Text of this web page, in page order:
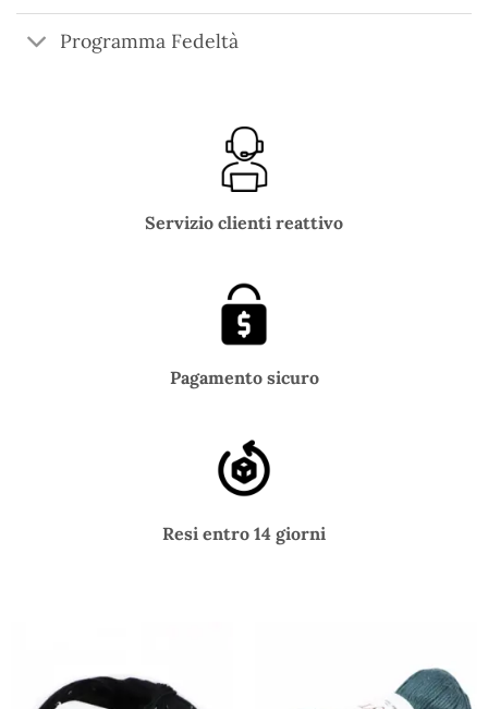
Programma Fedeltà
Servizio clienti reattivo
Pagamento sicuro
Resi entro 14 giorni